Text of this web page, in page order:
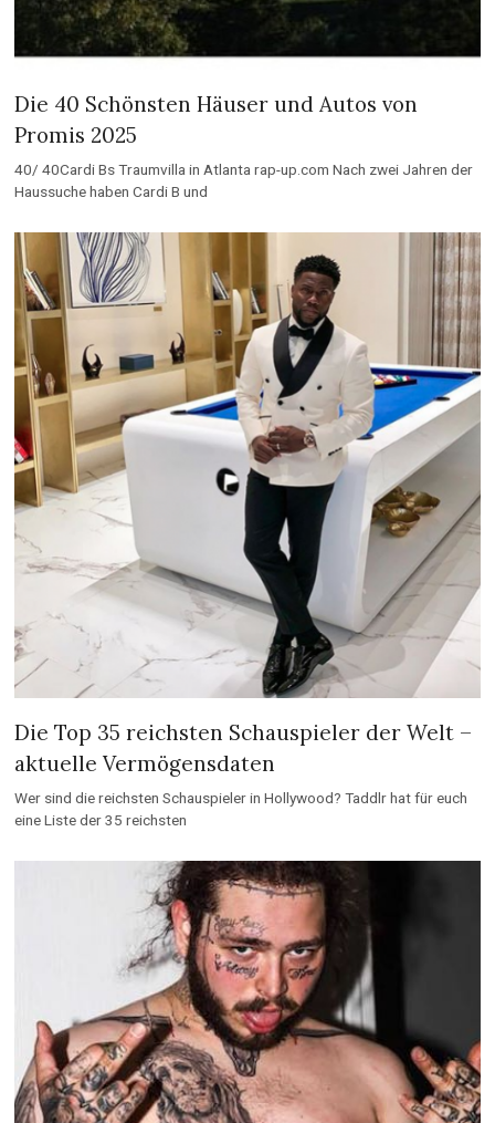
Die 40 Schönsten Häuser und Autos von
Promis 2025
40/ 40Cardi Bs Traumvilla in Atlanta rap-up.com Nach zwei Jahren der
Haussuche haben Cardi B und
Die Top 35 reichsten Schauspieler der Welt –
aktuelle Vermögensdaten
Wer sind die reichsten Schauspieler in Hollywood? Taddlr hat für euch
eine Liste der 35 reichsten